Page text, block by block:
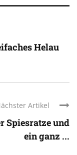
Helau
Artikel
Spiesratze und
ein ganz ...